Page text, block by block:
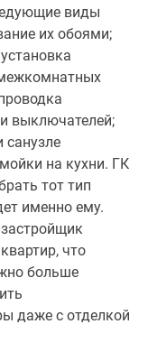
виды
их обоями;
межкомнатных
выключателей;
санузле
на кухни. ГК
тот тип
именно ему.
что
больше
даже с отделкой